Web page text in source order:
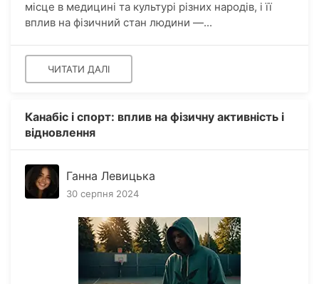
місце в медицині та культурі різних народів, і її
вплив на фізичний стан людини —...
ЧИТАТИ ДАЛІ
Канабіс і спорт: вплив на фізичну активність і
відновлення
Ганна Левицька
30 серпня 2024